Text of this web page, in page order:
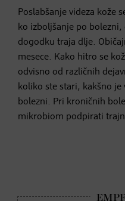
Poslabšanje videza kože
ko izboljšanje po
dogodku traja dlje.
mesece. Kako hitro se
odvisno od različnih
koliko ste stari, kakšno je
bolezni. Pri kroničnih
mikrobiom podpirati